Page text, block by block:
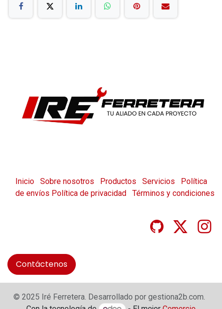
Inicio Sobre nosotros Productos Servicios
Política
de envíos Política de privacidad Términos y condiciones
Contáctenos
© 2025 Iré Ferretera. Desarrollado por gestiona2b.com.